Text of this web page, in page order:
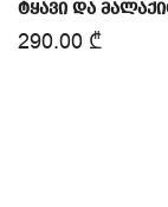
ტყავი და
290.00 ₾